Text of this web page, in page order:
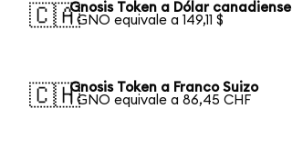
🇨🇦Gnosis Token a Dólar canadiense
1 GNO equivale a 149,11 $
🇨🇭Gnosis Token a Franco Suizo
1 GNO equivale a 86,45 CHF